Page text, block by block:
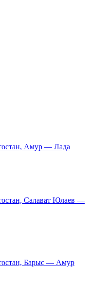
Амур — Лада
Салават Юлаев —
Барыс — Амур